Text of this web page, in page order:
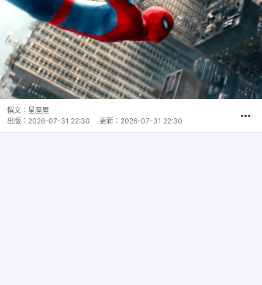
撰文： 星座屋
出版： 2026-07-31 22:30 更新： 2026-07-31 22:30